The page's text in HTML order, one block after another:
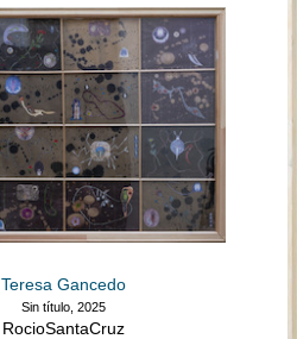
Teresa Gancedo
Sin título, 2025
RocioSantaCruz